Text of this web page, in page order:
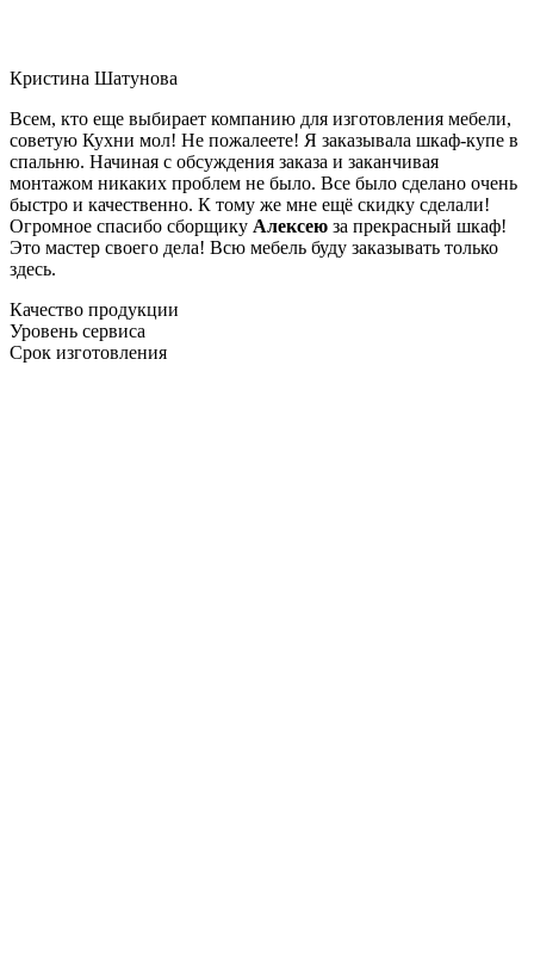
Кристина Шатунова
Всем, кто еще выбирает компанию для изготовления мебели,
советую Кухни мол! Не пожалеете! Я заказывала шкаф-купе в
спальню. Начиная с обсуждения заказа и заканчивая
монтажом никаких проблем не было. Все было сделано очень
быстро и качественно. К тому же мне ещё скидку сделали!
Огромное спасибо сборщику Алексею за прекрасный шкаф!
Это мастер своего дела! Всю мебель буду заказывать только
здесь.
Качество продукции
Уровень сервиса
Срок изготовления